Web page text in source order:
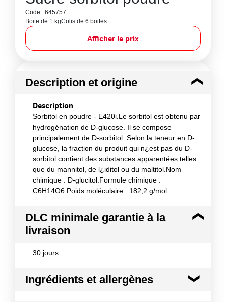
Code : 645757
Boite de 1 kgColis de 6 boites
Afficher le prix
Description et origine
Description
Sorbitol en poudre - E420i.Le sorbitol est obtenu par
hydrogénation de D-glucose. Il se compose
principalement de D-sorbitol. Selon la teneur en D-
glucose, la fraction du produit qui n¿est pas du D-
sorbitol contient des substances apparentées telles
que du mannitol, de l¿iditol ou du maltitol.Nom
chimique : D-glucitol.Formule chimique :
C6H14O6.Poids moléculaire : 182,2 g/mol.
DLC minimale garantie à la
livraison
30 jours
Ingrédients et allergènes